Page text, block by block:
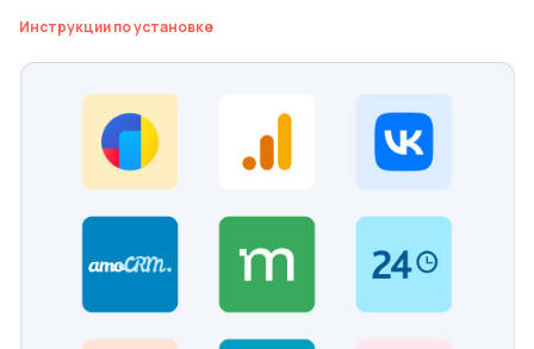
Инструкции по установке